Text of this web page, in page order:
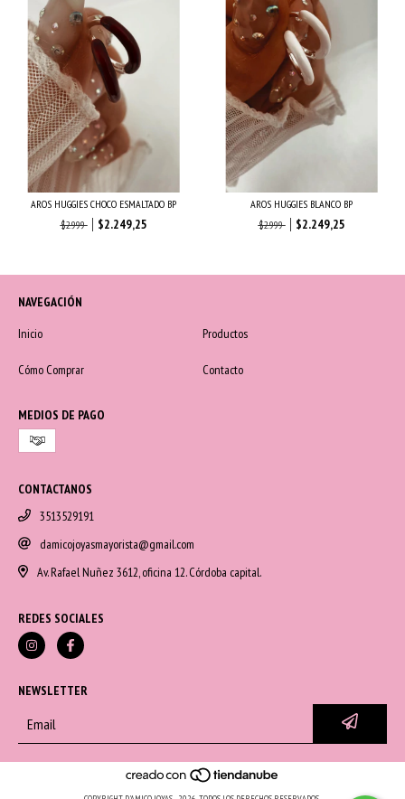
AROS HUGGIES CHOCO ESMALTADO BP
$2.999
$2.249,25
AROS HUGGIES BLANCO BP
$2.999
$2.249,25
NAVEGACIÓN
Inicio
Productos
Cómo Comprar Contacto
MEDIOS DE PAGO
CONTACTANOS
3513529191
damicojoyasmayorista@gmail.com
Av. Rafael Nuñez 3612, oficina 12. Córdoba capital.
REDES SOCIALES
NEWSLETTER